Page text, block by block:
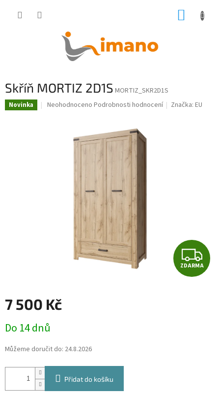
Skříň MORTIZ 2D1S MORTIZ_SKR2D1S
Novinka
Průměrné
Neohodnoceno Podrobnosti hodnocení Značka:EU
Z
D
ZDARMA
7 500 Kč
cena:
Do 14 dnů
Můžeme doručit do: 24.8.2026
Přidat do košíku